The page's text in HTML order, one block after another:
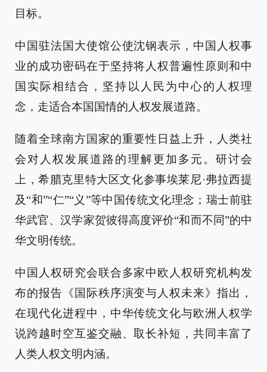
目标。
中国驻法国大使馆公使沈钢表示，中国人权事
业的成功密码在于坚持将人权普遍性原则和中
国实际相结合，坚持以人民为中心的人权理
念，走适合本国国情的人权发展道路。
随着全球南方国家的重要性日益上升，人类社
会对人权发展道路的理解更加多元。研讨会
上，希腊克里特大区文化参事埃莱尼·弗拉西提
及“和”“仁”“义”等中国传统文化理念；瑞士前驻
华武官、汉学家贺彼得高度评价“和而不同”的中
华文明传统。
中国人权研究会联合多家中欧人权研究机构发
布的报告《国际秩序演变与人权未来》指出，
在现代化进程中，中华传统文化与欧洲人权学
说跨越时空互鉴交融、取长补短，共同丰富了
人类人权文明内涵。